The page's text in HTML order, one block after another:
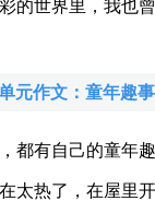
世界里，我也曾
元作文：童年趣事
有自己的童年趣
热了，在屋里开